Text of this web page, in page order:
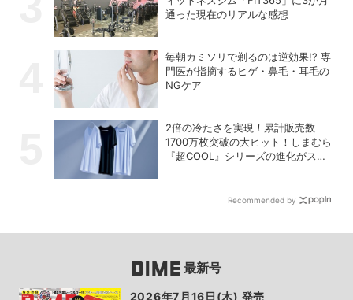
通った現在のリアルな感想
毎朝カミソリで剃るのは逆効果!? 専
門医が指摘するヒゲ・鼻毛・耳毛の
NGケア
2倍の冷たさを実現！累計販売数
1700万枚突破の大ヒット！しまむら
『超COOL』シリーズの進化がスゴ
Recommended by
最新号
2026年7月16日(木) 発売